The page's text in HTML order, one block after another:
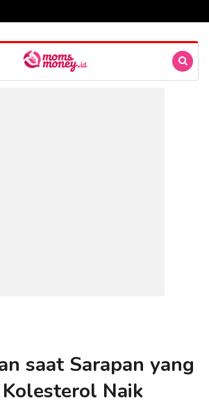
saat Sarapan yang
Naik